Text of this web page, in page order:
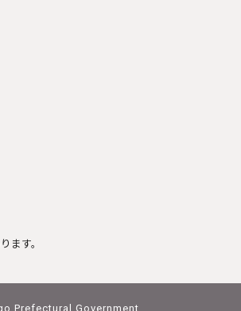
ます。
Prefectural Government